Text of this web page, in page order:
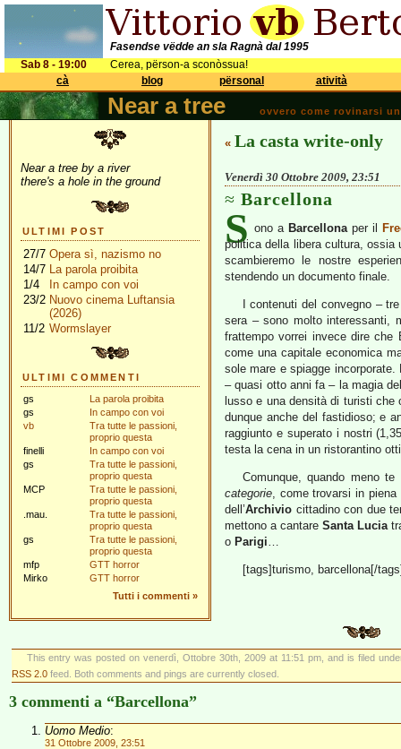
Fasendse vëdde an sla Ragnà dal 1995
Sab 8 - 19:00
Cerea, përson-a sconòssua!
cà
blog përsonal atività
Near a tree ovvero come rovinarsi
Near a tree by a river
there's a hole in the ground
ULTIMI POST
27/7 Opera sì, nazismo no
14/7 La parola proibita
1/4
In campo con voi
23/2 Nuovo cinema Luftansia
(2026)
11/2 Wormslayer
ULTIMI COMMENTI
gs
La parola proibita
gs
In campo con voi
vb
Tra tutte le passioni,
proprio questa
finelli
In campo con voi
gs
Tra tutte le passioni,
proprio questa
MCP
Tra tutte le passioni,
proprio questa
.mau.
Tra tutte le passioni,
proprio questa
gs
Tra tutte le passioni,
proprio questa
mfp
GTT horror
Mirko
GTT horror
Tutti i commenti »
« La casta write-only
Venerdì 30 Ottobre 2009, 23:51
Barcellona
S ono a Barcellonaper il
politica della libera cultura, ossia
scambieremo le nostre
stendendo un documento finale.
I contenuti del convegno –
sera – sono molto interessanti,
frattempo vorrei invece dire che
come una capitale economica
sole mare e spiagge incorporate.
– quasi otto anni fa – la magia
lusso e una densità di turisti che
dunque anche del fastidioso; e
raggiunto e superato i nostri
testa la cena in un ristorantino
Comunque, quando meno
categorie, come trovarsi in
dell’Archivio cittadino con due
mettono a cantare Santa Lucia
o Parigi…
[tags]turismo, barcellona[/
This entry was posted on venerdì, Ottobre 30th, 2009 at 11:51 pm, and is filed
RSS 2.0 feed. Both comments and pings are currently closed.
3 commenti a “Barcellona”
Uomo Medio:
31 Ottobre 2009, 23:51